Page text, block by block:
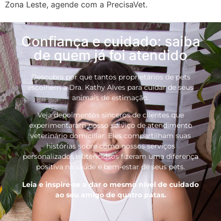
Zona Leste, agende com a PrecisaVet.
Confiança e cuidado: saiba
de quem já foi atendido
Descubra por que tantos proprietários de pets
escolhem a Dra. Kathy Alves para cuidar de seus
animais de estimação.
Veja depoimentos sinceros de clientes que
experimentaram nosso serviço de atendimento
veterinário domiciliar. Eles compartilham suas
histórias sobre como nossos serviços
personalizados e atenciosos fizeram uma diferença
positiva na saúde e bem-estar de seus pets.
Leia e inspire-se a dar o mesmo nível de cuidado
ao seu amigo de quatro patas.